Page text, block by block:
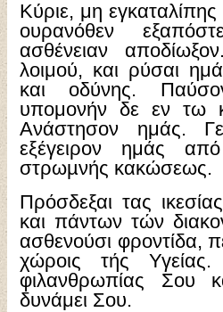
Κύριε, μη
ουρανόθεν
ασθένειαν
λοιμού, και ρύσαι
και οδύνης.
υπομονήν δε εν τω
Ανάστησον ημάς.
εξέγειρον ημάς
στρωµνής κακώσεως.
Πρόσδεξαι τας
και πάντων τών
ασθενούσι φροντίδα,
χώροις τής
φιλανθρωπίας Σου
δυνάμει Σου.